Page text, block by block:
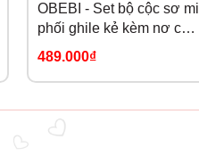
OBEBI - Set bộ cộc sơ mi
phối ghile kẻ kèm nơ cổ
OBEBI (73-120)
489.000₫